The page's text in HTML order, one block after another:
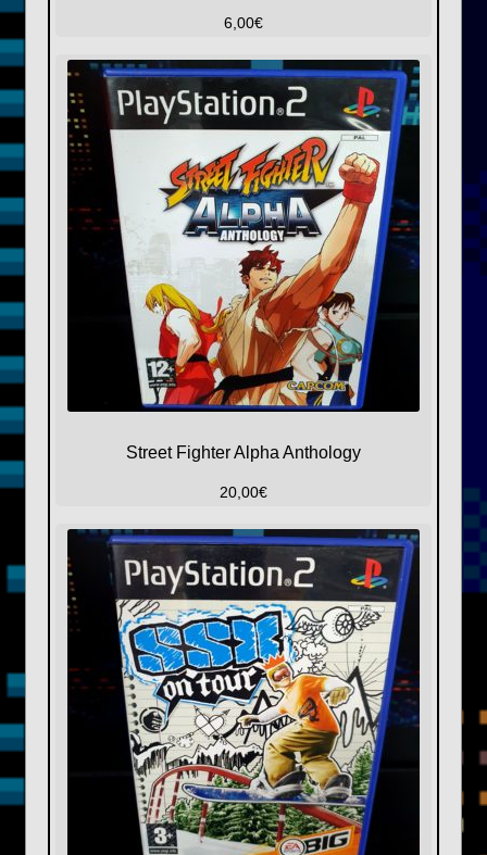
6,00€
Street Fighter Alpha Anthology
20,00€